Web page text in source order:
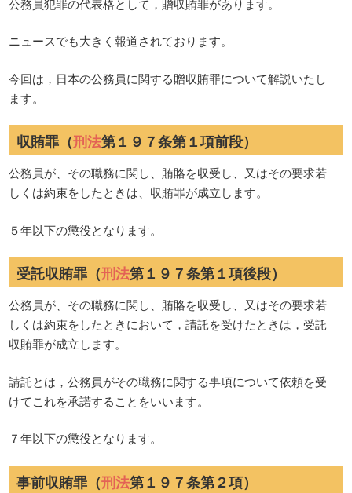
公務員犯罪の代表格として，贈収賄罪があります。
ニュースでも大きく報道されております。
今回は，日本の公務員に関する贈収賄罪について解説いたし
ます。
収賄罪（刑法第１９７条第１項前段）
公務員が、その職務に関し、賄賂を収受し、又はその要求若
しくは約束をしたときは、収賄罪が成立します。
５年以下の懲役となります。
受託収賄罪（刑法第１９７条第１項後段）
公務員が、その職務に関し、賄賂を収受し、又はその要求若
しくは約束をしたときにおいて，請託を受けたときは，受託
収賄罪が成立します。
請託とは，公務員がその職務に関する事項について依頼を受
けてこれを承諾することをいいます。
７年以下の懲役となります。
事前収賄罪（刑法第１９７条第２項）